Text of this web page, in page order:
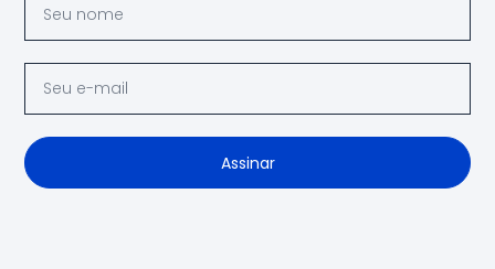
Assinar